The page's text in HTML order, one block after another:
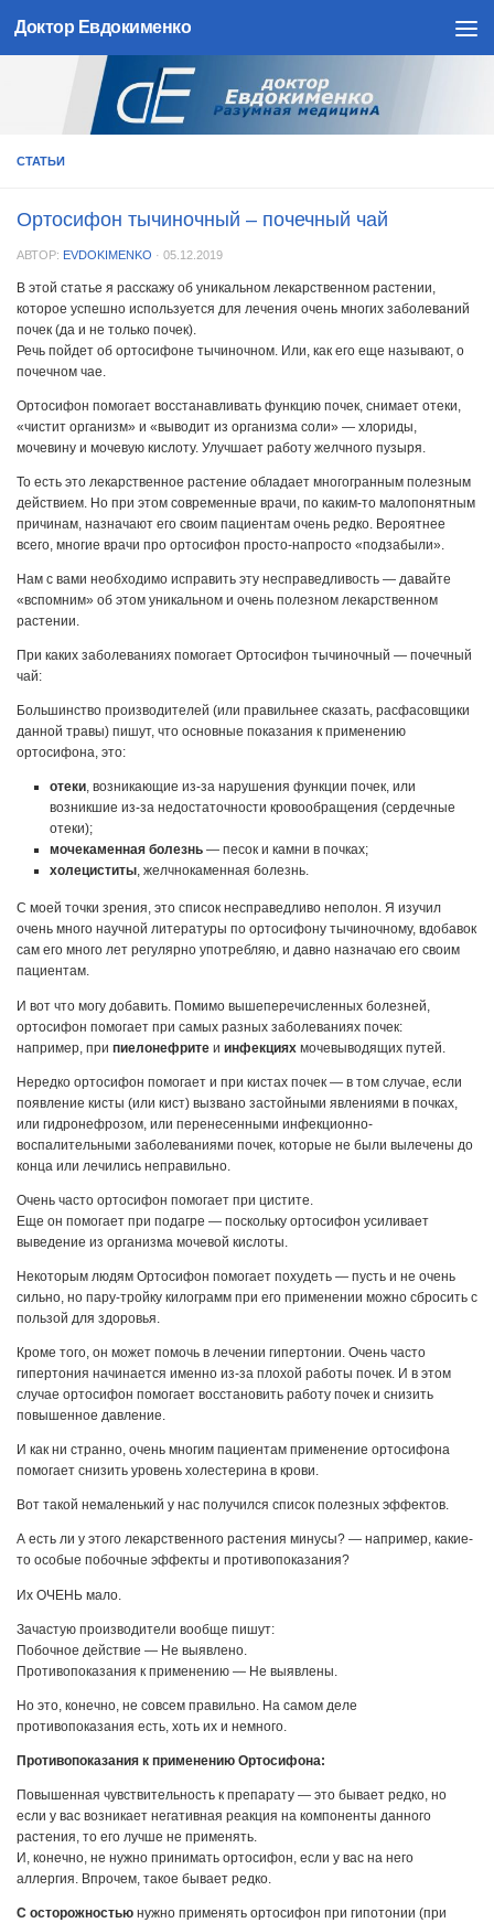
Skip to content
Доктор Евдокименко
СТАТЬИ
Ортосифон тычиночный – почечный чай
АВТОР: EVDOKIMENKO · 05.12.2019
В этой статье я расскажу об уникальном лекарственном растении,
которое успешно используется для лечения очень многих заболеваний
почек (да и не только почек).
Речь пойдет об ортосифоне тычиночном. Или, как его еще называют, о
почечном чае.
Ортосифон помогает восстанавливать функцию почек, снимает отеки,
«чистит организм» и «выводит из организма соли» — хлориды,
мочевину и мочевую кислоту. Улучшает работу желчного пузыря.
То есть это лекарственное растение обладает многогранным полезным
действием. Но при этом современные врачи, по каким-то малопонятным
причинам, назначают его своим пациентам очень редко. Вероятнее
всего, многие врачи про ортосифон просто-напросто «подзабыли».
Нам с вами необходимо исправить эту несправедливость — давайте
«вспомним» об этом уникальном и очень полезном лекарственном
растении.
При каких заболеваниях помогает Ортосифон тычиночный — почечный
чай:
Большинство производителей (или правильнее сказать, расфасовщики
данной травы) пишут, что основные показания к применению
ортосифона, это:
отеки, возникающие из-за нарушения функции почек, или
возникшие из-за недостаточности кровообращения (сердечные
отеки);
мочекаменная болезнь — песок и камни в почках;
холециститы, желчнокаменная болезнь.
С моей точки зрения, это список несправедливо неполон. Я изучил
очень много научной литературы по ортосифону тычиночному, вдобавок
сам его много лет регулярно употребляю, и давно назначаю его своим
пациентам.
И вот что могу добавить. Помимо вышеперечисленных болезней,
ортосифон помогает при самых разных заболеваниях почек:
например, при пиелонефрите и инфекциях мочевыводящих путей.
Нередко ортосифон помогает и при кистах почек — в том случае, если
появление кисты (или кист) вызвано застойными явлениями в почках,
или гидронефрозом, или перенесенными инфекционно-
воспалительными заболеваниями почек, которые не были вылечены до
конца или лечились неправильно.
Очень часто ортосифон помогает при цистите.
Еще он помогает при подагре — поскольку ортосифон усиливает
выведение из организма мочевой кислоты.
Некоторым людям Ортосифон помогает похудеть — пусть и не очень
сильно, но пару-тройку килограмм при его применении можно сбросить с
пользой для здоровья.
Кроме того, он может помочь в лечении гипертонии. Очень часто
гипертония начинается именно из-за плохой работы почек. И в этом
случае ортосифон помогает восстановить работу почек и снизить
повышенное давление.
И как ни странно, очень многим пациентам применение ортосифона
помогает снизить уровень холестерина в крови.
Вот такой немаленький у нас получился список полезных эффектов.
А есть ли у этого лекарственного растения минусы? — например, какие-
то особые побочные эффекты и противопоказания?
Их ОЧЕНЬ мало.
Зачастую производители вообще пишут:
Побочное действие — Не выявлено.
Противопоказания к применению — Не выявлены.
Но это, конечно, не совсем правильно. На самом деле
противопоказания есть, хоть их и немного.
Противопоказания к применению Ортосифона:
Повышенная чувствительность к препарату — это бывает редко, но
если у вас возникает негативная реакция на компоненты данного
растения, то его лучше не применять.
И, конечно, не нужно принимать ортосифон, если у вас на него
аллергия. Впрочем, такое бывает редко.
С осторожностью нужно применять ортосифон при гипотонии (при